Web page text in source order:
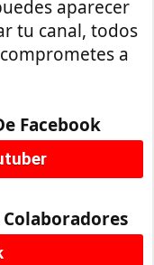
aparecer
tu canal, todos
a
Facebook